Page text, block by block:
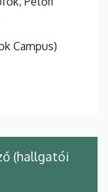
Campus)
(hallgatói